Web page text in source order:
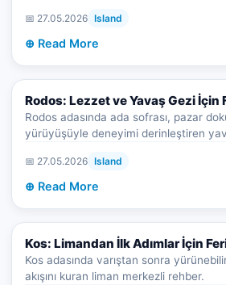
📅 27.05.2026 Island
⊕ Read More
Rodos: Lezzet ve Yavaş Gezi İçin
Rodos adasında ada sofrası, pazar
yürüyüşüyle deneyimi derinleştiren
📅 27.05.2026 Island
⊕ Read More
Kos: Limandan İlk Adımlar İçin
Kos adasında varıştan sonra
akışını kuran liman merkezli rehber.